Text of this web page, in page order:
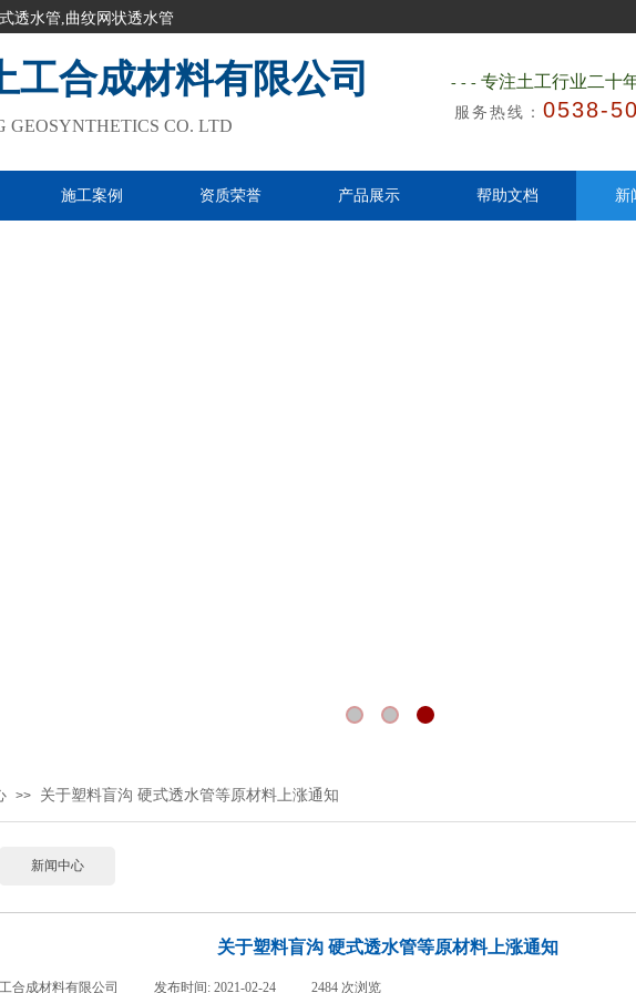
透水管,曲纹网状透水管
工合成材料有限公司 --- 专注土工行业二十
服务热线： 0538-
GEOSYNTHETICS CO. LTD
施工案例 资质荣誉 产品展示 帮助文档 新
>> 关于塑料盲沟 硬式透水管等原材料上涨通知
新闻中心
关于塑料盲沟 硬式透水管等原材料上涨通知
合成材料有限公司 发布时间: 2021-02-24 2484 次浏览